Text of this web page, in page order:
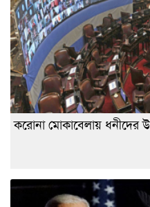
করোনা মোকাবেলায় ধনীদের